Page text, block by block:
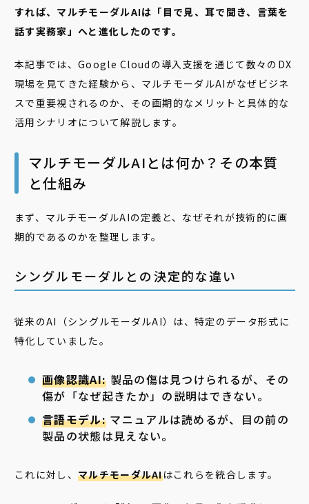
すれば、マルチモーダルAIは「目で見、耳で聞き、言葉を
話す実務家」へと進化したのです。
本記事では、Google Cloudの導入支援を通じて数々のDX
現場を見てきた経験から、マルチモーダルAIがなぜビジネ
スで重要視されるのか、その画期的なメリットと具体的な
活用シナリオについて解説します。
マルチモーダルAIとは何か？その本質
と仕組み
まず、マルチモーダルAIの定義と、なぜそれが技術的に画
期的であるのかを整理します。
シングルモーダルとの決定的な違い
従来のAI（シングルモーダルAI）は、特定のデータ形式に
特化していました。
画像認識AI: 製品の傷は見つけられるが、その
傷が「なぜ起きたか」の説明はできない。
言語モデル:マニュアルは読めるが、目の前の
製品の状態は見えない。
これに対し、 マルチモーダルAIはこれらを統合します。